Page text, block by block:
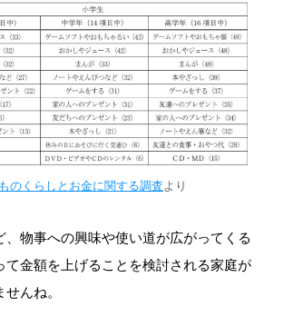
のくらしとお金に関する調査より
、物事への興味や使い道が広がってくる
て金額を上げることを検討される家庭が
んね。